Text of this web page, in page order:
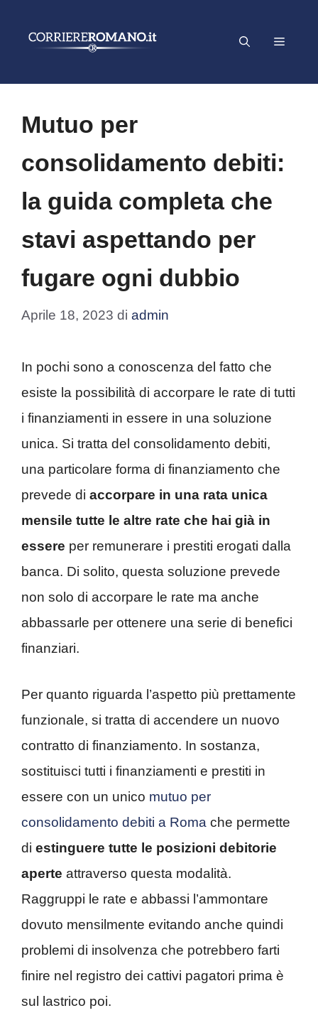
Menu
Mutuo per
consolidamento debiti:
la guida completa che
stavi aspettando per
fugare ogni dubbio
Aprile 18, 2023 di admin
In pochi sono a conoscenza del fatto che
esiste la possibilità di accorpare le rate di tutti
i finanziamenti in essere in una soluzione
unica. Si tratta del consolidamento debiti,
una particolare forma di finanziamento che
prevede di accorpare in una rata unica
mensile tutte le altre rate che hai già in
essere per remunerare i prestiti erogati dalla
banca. Di solito, questa soluzione prevede
non solo di accorpare le rate ma anche
abbassarle per ottenere una serie di benefici
finanziari.
Per quanto riguarda l’aspetto più prettamente
funzionale, si tratta di accendere un nuovo
contratto di finanziamento. In sostanza,
sostituisci tutti i finanziamenti e prestiti in
essere con un unico mutuo per
consolidamento debiti a Roma che permette
di estinguere tutte le posizioni debitorie
aperte attraverso questa modalità.
Raggruppi le rate e abbassi l’ammontare
dovuto mensilmente evitando anche quindi
problemi di insolvenza che potrebbero farti
finire nel registro dei cattivi pagatori prima è
sul lastrico poi.